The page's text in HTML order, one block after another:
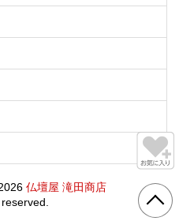
仏壇屋 滝田商店